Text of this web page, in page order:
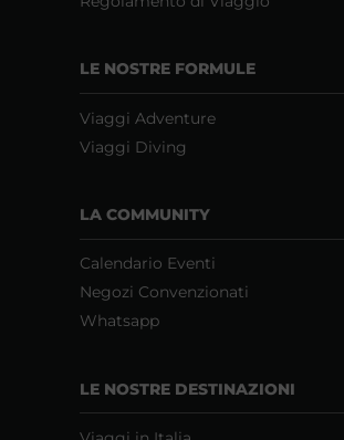
LE NOSTRE FORMULE
Viaggi Adventure
Viaggi Diving
LA COMMUNITY
Calendario Eventi
Negozi Convenzionati
Whatsapp
LE NOSTRE DESTINAZIONI